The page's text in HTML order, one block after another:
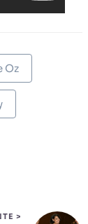
Oz
>